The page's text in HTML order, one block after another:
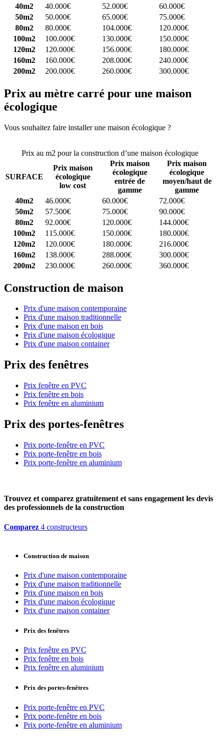
40m2
40.000€ 52.000€
60.000€
50m2
50.000€ 65.000€
75.000€
80m2
80.000€ 104.000€
120.000€
100m2
100.000€ 130.000€
150.000€
120m2
120.000€ 156.000€
180.000€
160m2
160.000€ 208.000€
240.000€
200m2
200.000€ 260.000€ 300.000€
Prix au mètre carré pour une maison
écologique
Vous souhaitez faire installer une maison écologique ?
Prix au m2 pour la construction d’une maison écologique
SURFACE
Prix maison
écologique
low cost
Prix maison
écologique
entrée de
gamme
Prix maison
écologique
moyen/haut de
gamme
40m2
46.000€ 60.000€
72.000€
50m2
57.500€ 75.000€
90.000€
80m2
92.000€ 120.000€
144.000€
100m2
115.000€ 150.000€
180.000€
120m2
120.000€ 180.000€
216.000€
160m2
138.000€ 288.000€
300.000€
200m2
230.000€ 260.000€ 360.000€
Construction de maison
Prix d'une maison contemporaine
Prix d'une maison traditionnelle
Prix d'une maison en bois
Prix d'une maison écologique
Prix d'une maison container
Prix des fenêtres
Prix fenêtre en PVC
Prix fenêtre en bois
Prix fenêtre en aluminium
Prix des portes-fenêtres
Prix porte-fenêtre en PVC
Prix porte-fenêtre en bois
Prix porte-fenêtre en aluminium
Trouvez et comparez gratuitement et sans engagement les devis
des professionnels de la construction
Comparez 4 constructeurs
Construction de maison
Prix d'une maison contemporaine
Prix d'une maison traditionnelle
Prix d'une maison en bois
Prix d'une maison écologique
Prix d'une maison container
Prix des fenêtres
Prix fenêtre en PVC
Prix fenêtre en bois
Prix fenêtre en aluminium
Prix des portes-fenêtres
Prix porte-fenêtre en PVC
Prix porte-fenêtre en bois
Prix porte-fenêtre en aluminium